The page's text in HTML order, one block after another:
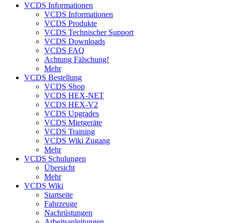
VCDS Informationen
VCDS Informationen
VCDS Produkte
VCDS Technischer Support
VCDS Downloads
VCDS FAQ
Achtung Fälschung!
Mehr
VCDS Bestellung
VCDS Shop
VCDS HEX-NET
VCDS HEX-V2
VCDS Upgrades
VCDS Mietgeräte
VCDS Training
VCDS Wiki Zugang
Mehr
VCDS Schulungen
Übersicht
Mehr
VCDS Wiki
Startseite
Fahrzeuge
Nachrüstungen